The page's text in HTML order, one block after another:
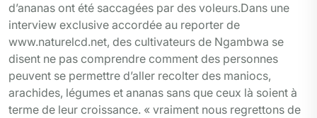
d’ananas ont été saccagées par des voleurs.Dans une
interview exclusive accordée au reporter de
www.naturelcd.net, des cultivateurs de Ngambwa se
disent ne pas comprendre comment des personnes
peuvent se permettre d’aller recolter des maniocs,
arachides, légumes et ananas sans que ceux là soient à
terme de leur croissance. « vraiment nous regrettons de